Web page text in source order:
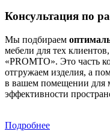
Консультация по
Мы подбираем
мебели для тех
«PROMTO». Это часть
отгружаем изделия, а
в вашем помещении для
эффективности
Подробнее